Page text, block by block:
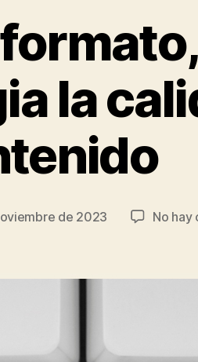
la
de 2023 No hay